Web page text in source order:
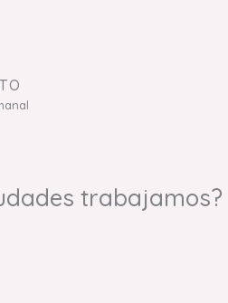
trabajamos?